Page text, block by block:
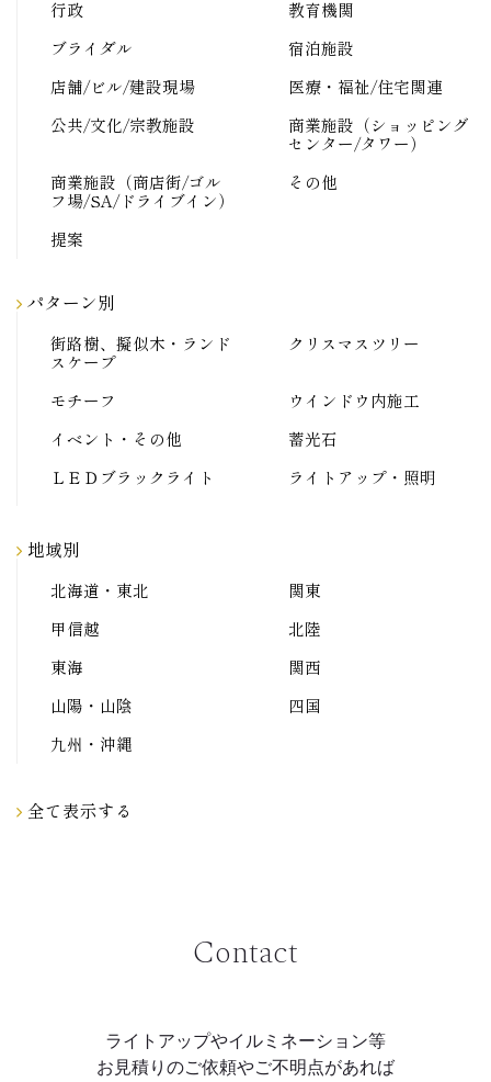
行政
教育機関
ブライダル
宿泊施設
店舗/ビル/建設現場
医療・福祉/住宅関連
公共/文化/宗教施設
商業施設（ショッピング
センター/タワー）
商業施設（商店街/ゴル
フ場/SA/ドライブイン）
その他
提案
パターン別
街路樹、擬似木・ランド
スケープ
クリスマスツリー
モチーフ
ウインドウ内施工
イベント・その他
蓄光石
ＬＥＤブラックライト
ライトアップ・照明
地域別
北海道・東北
関東
甲信越
北陸
東海
関西
山陽・山陰
四国
九州・沖縄
全て表示する
Contact
ライトアップやイルミネーション等
お見積りのご依頼やご不明点があれば